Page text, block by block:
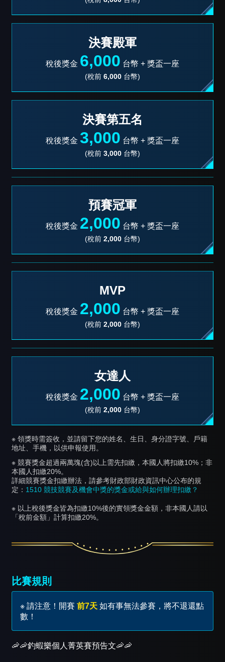
決賽殿軍
稅後獎金 6,000 台幣 + 獎盃一座
(稅前 6,000 台幣)
決賽第五名
稅後獎金 3,000 台幣 + 獎盃一座
(稅前 3,000 台幣)
預賽冠軍
稅後獎金 2,000 台幣 + 獎盃一座
(稅前 2,000 台幣)
MVP
稅後獎金 2,000 台幣 + 獎盃一座
(稅前 2,000 台幣)
女達人
稅後獎金 2,000 台幣 + 獎盃一座
(稅前 2,000 台幣)
※ 領獎時需簽收，並請留下您的姓名、生日、身分證字號、戶籍
地址、手機，以供申報使用。
※ 競賽獎金超過兩萬塊(含)以上需先扣繳，本國人將扣繳10%；非
本國人扣繳20%。
詳細競賽獎金扣繳辦法，請參考財政部財政資訊中心公布的規
定： 1510 競技競賽及機會中獎的獎金或給與如何辦理扣繳？
※ 以上稅後獎金皆為扣繳10%後的實領獎金金額，非本國人請以
「稅前金額」計算扣繳20%。
比賽規則
※ 請注意！開賽 前7天 如有事無法參賽，將不退還點
數！
🦐🦐釣蝦樂個人菁英賽預告文🦐🦐